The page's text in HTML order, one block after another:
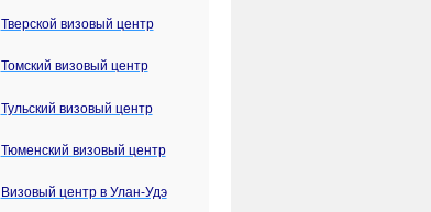
Тверской визовый центр
Томский визовый центр
Тульский визовый центр
Тюменский визовый центр
Визовый центр в Улан-Удэ